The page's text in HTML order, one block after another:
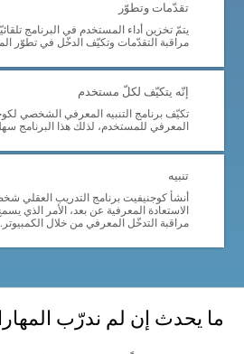
تقدّمات وتطوّر
يتمّ تخزين أداء المستخدم في البرنامج
مراقبة التقدّمات وتكيّف الدخّل في تطوّر
إنّه يتكيّف لكلّ مستخدم
تكيّف برنامج التنبيه المعرفي الشخصي
المعرفي للمستخدم، لذلك هذا البرنامج
تنبيه
أنشأ كوجنيفيت برنامج التدريب العقلي
الاستعادة المعرفية عن بعد، الأمر الذي
مراقبة التدخّل المعرفي من خلال الكمبيوتر.
ما يحدث إن لم ندرّب